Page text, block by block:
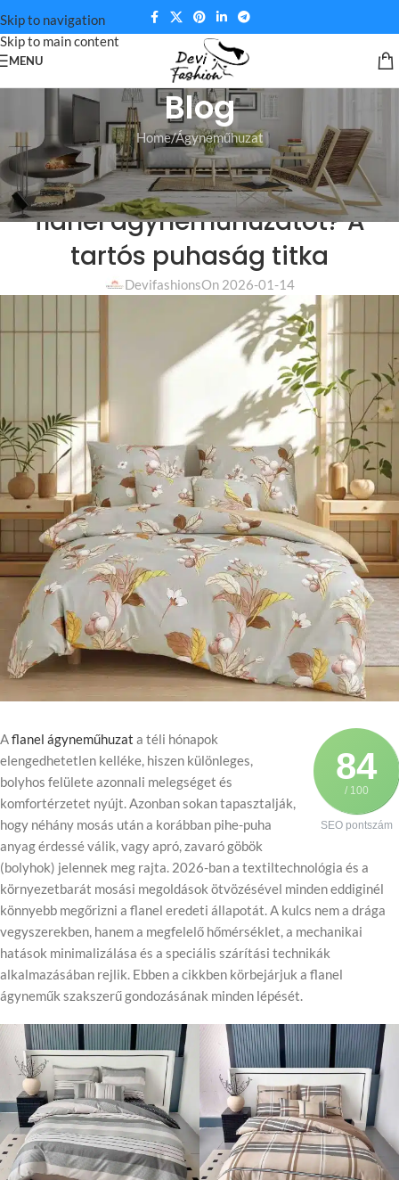
Skip to navigation
Skip to main content
MENU
Blog
Home Ágyneműhuzat
ÁGYNEMŰHUZAT FLANEL ÁGYNEMŰHUZAT
Hogyan mossuk helyesen a
flanel ágyneműhuzatot? A
tartós puhaság titka
DevifashionsOn 2026-01-14
84
/ 100
SEO pontszám
Aflanel ágyneműhuzat a téli hónapok
elengedhetetlen kelléke, hiszen különleges,
bolyhos felülete azonnali melegséget és
komfortérzetet nyújt. Azonban sokan tapasztalják,
hogy néhány mosás után a korábban pihe-puha
anyag érdessé válik, vagy apró, zavaró göbök
(bolyhok) jelennek meg rajta. 2026-ban a textiltechnológia és a
környezetbarát mosási megoldások ötvözésével minden eddiginél
könnyebb megőrizni a flanel eredeti állapotát. A kulcs nem a drága
vegyszerekben, hanem a megfelelő hőmérséklet, a mechanikai
hatások minimalizálása és a speciális szárítási technikák
alkalmazásában rejlik. Ebben a cikkben körbejárjuk a flanel
ágyneműk szakszerű gondozásának minden lépését.